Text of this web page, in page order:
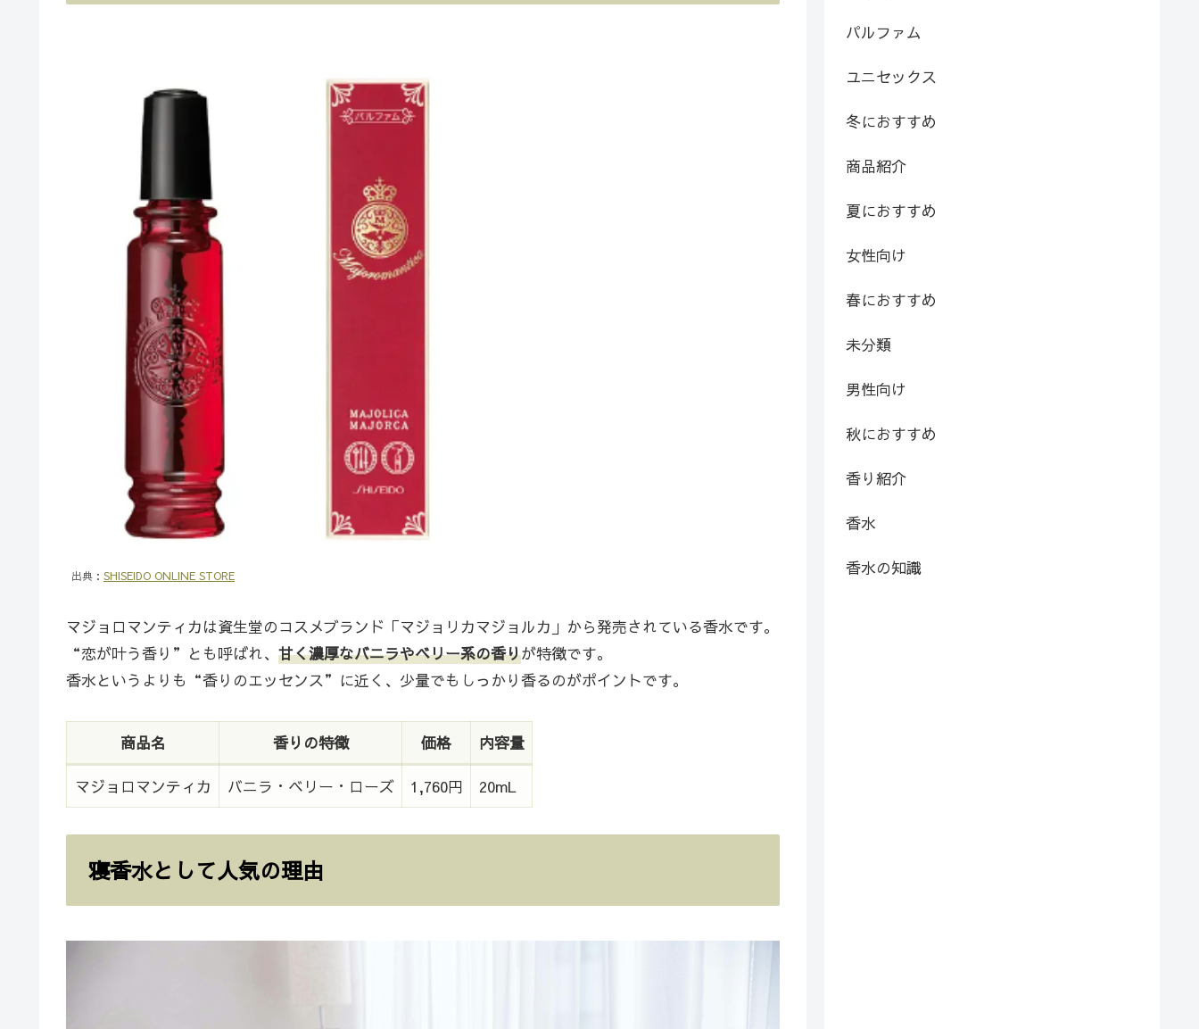
出典： SHISEIDO ONLINE STORE
マジョロマンティカは資生堂のコスメブランド「マジョリカマジョルカ」から発売されている香水です。
“恋が叶う香り”とも呼ばれ、 甘く濃厚なバニラやベリー系の香りが特徴です。
香水というよりも“香りのエッセンス”に近く、少量でもしっかり香るのがポイントです。
商品名 香りの特徴 価格 内容量
マジョロマンティカ バニラ・ベリー・ローズ 1,760円 20mL
寝香水として人気の理由
パルファム
ユニセックス
冬におすすめ
商品紹介
夏におすすめ
女性向け
春におすすめ
未分類
男性向け
秋におすすめ
香り紹介
香水
香水の知識